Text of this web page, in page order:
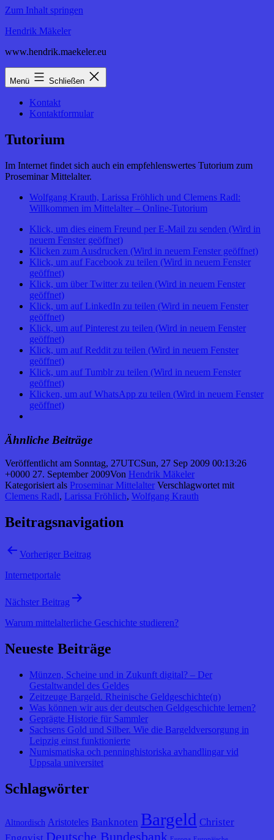
Zum Inhalt springen
Hendrik Mäkeler
www.hendrik.maekeler.eu
Menü Schließen
Kontakt
Kontaktformular
Tutorium
Im Internet findet sich auch ein empfehlenswertes Tutorium zum
Proseminar Mittelalter.
Wolfgang Krauth, Larissa Fröhlich und Clemens Radl:
Willkommen im Mittelalter – Online-Tutorium
Klick, um dies einem Freund per E-Mail zu senden (Wird in
neuem Fenster geöffnet)
Klicken zum Ausdrucken (Wird in neuem Fenster geöffnet)
Klick, um auf Facebook zu teilen (Wird in neuem Fenster
geöffnet)
Klick, um über Twitter zu teilen (Wird in neuem Fenster
geöffnet)
Klick, um auf LinkedIn zu teilen (Wird in neuem Fenster
geöffnet)
Klick, um auf Pinterest zu teilen (Wird in neuem Fenster
geöffnet)
Klick, um auf Reddit zu teilen (Wird in neuem Fenster
geöffnet)
Klick, um auf Tumblr zu teilen (Wird in neuem Fenster
geöffnet)
Klicken, um auf WhatsApp zu teilen (Wird in neuem Fenster
geöffnet)
Ähnliche Beiträge
Veröffentlicht am Sonntag, 27UTCSun, 27 Sep 2009 00:13:26
+0000 27. September 2009Von Hendrik Mäkeler
Kategorisiert als Proseminar Mittelalter Verschlagwortet mit
Clemens Radl, Larissa Fröhlich, Wolfgang Krauth
Beitragsnavigation
Vorheriger Beitrag
Internetportale
Nächster Beitrag
Warum mittelalterliche Geschichte studieren?
Neueste Beiträge
Münzen, Scheine und in Zukunft digital? – Der
Gestaltwandel des Geldes
Zeitzeuge Bargeld. Rheinische Geldgeschichte(n)
Was können wir aus der deutschen Geldgeschichte lernen?
Geprägte Historie für Sammler
Sachsens Gold und Silber. Wie die Bargeldversorgung in
Leipzig einst funktionierte
Numismatiska och penninghistoriska avhandlingar vid
Uppsala universitet
Schlagwörter
Altnordisch Aristoteles Banknoten Bargeld Christer
Engqvist Deutsche Bundesbank